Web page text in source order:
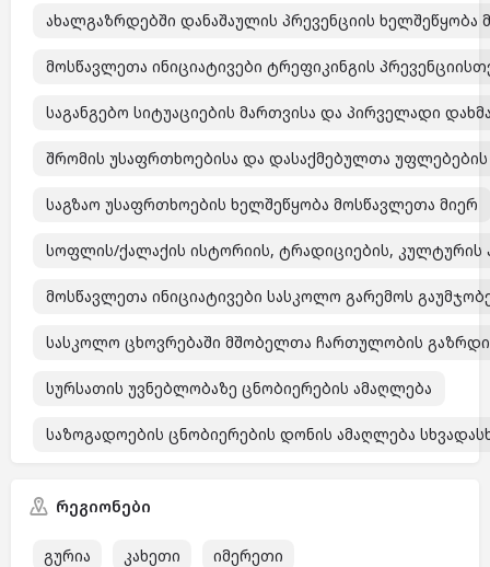
ახალგაზრდებში დანაშაულის პრევენციის ხელშეწყობა
მოსწავლეთა ინიციატივები ტრეფიკინგის
საგანგებო სიტუაციების მართვისა და პირველადი
შრომის უსაფრთხოებისა და დასაქმებულთა
საგზაო უსაფრთხოების ხელშეწყობა მოსწავლეთა მიერ
სოფლის/ქალაქის ისტორიის, ტრადიციების, კულტურის
მოსწავლეთა ინიციატივები სასკოლო გარემოს
სასკოლო ცხოვრებაში მშობელთა ჩართულობის
სურსათის უვნებლობაზე ცნობიერების ამაღლება
საზოგადოების ცნობიერების დონის ამაღლება
რეგიონები
გურია კახეთი იმერეთი